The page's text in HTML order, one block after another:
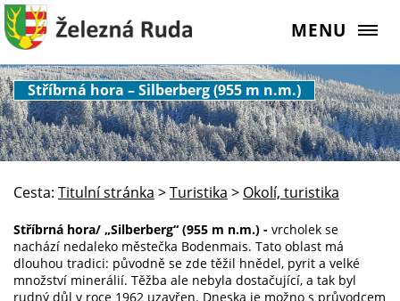
MENU
Stříbrná hora – Silberberg (955 m n.m.)
Cesta: Titulní stránka >Turistika > Okolí, turistika
Stříbrná hora/ „Silberberg“ (955 m n.m.) - vrcholek se
nachází nedaleko městečka Bodenmais. Tato oblast má
dlouhou tradici: původně se zde těžil hnědel, pyrit a velké
množství minerálií. Těžba ale nebyla dostačující, a tak byl
rudný důl v roce 1962 uzavřen. Dneska je možno s průvodcem